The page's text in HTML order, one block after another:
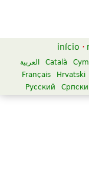
início ·
العربية Català
Français
Hrvatski
Русский
Српски